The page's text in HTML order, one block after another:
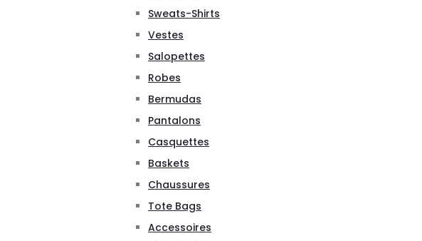
Sweats-Shirts
Vestes
Salopettes
Robes
Bermudas
Pantalons
Casquettes
Baskets
Chaussures
Tote Bags
Accessoires